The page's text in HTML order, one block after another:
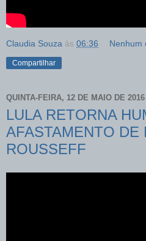
Claudia Souza às 06:36 Nenhum
Compartilhar
QUINTA-FEIRA, 12 DE MAIO DE 2016
LULA RETORNA
AFASTAMENTO DE
ROUSSEFF